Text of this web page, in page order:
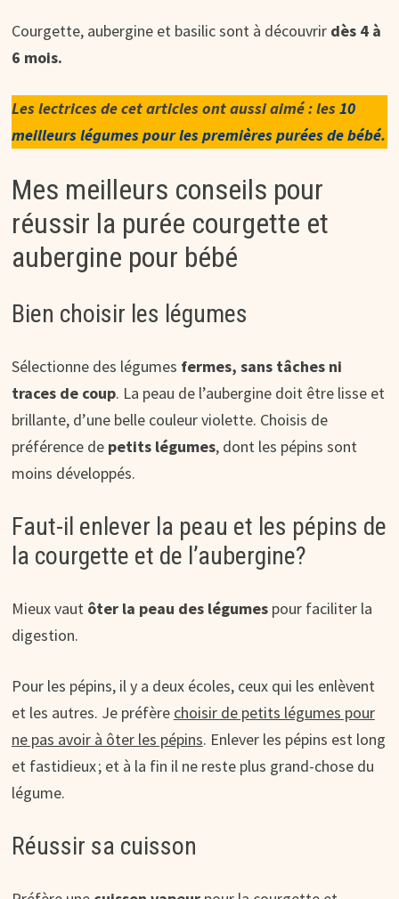
Courgette, aubergine et basilic sont à découvrir dès 4 à
6 mois.
Les lectrices de cet articles ont aussi aimé : les10
meilleurs légumes pour les premières purées de bébé.
Mes meilleurs conseils pour
réussir la purée courgette et
aubergine pour bébé
Bien choisir les légumes
Sélectionne des légumes fermes, sans tâches ni
traces de coup. La peau de l’aubergine doit être lisse et
brillante, d’une belle couleur violette. Choisis de
préférence de petits légumes, dont les pépins sont
moins développés.
Faut-il enlever la peau et les pépins de
la courgette et de l’aubergine?
Mieux vaut ôter la peau des légumespour faciliter la
digestion.
Pour les pépins, il y a deux écoles, ceux qui les enlèvent
et les autres. Je préfère choisir de petits légumes pour
ne pas avoir à ôter les pépins. Enlever les pépins est long
et fastidieux ; et à la fin il ne reste plus grand-chose du
légume.
Réussir sa cuisson